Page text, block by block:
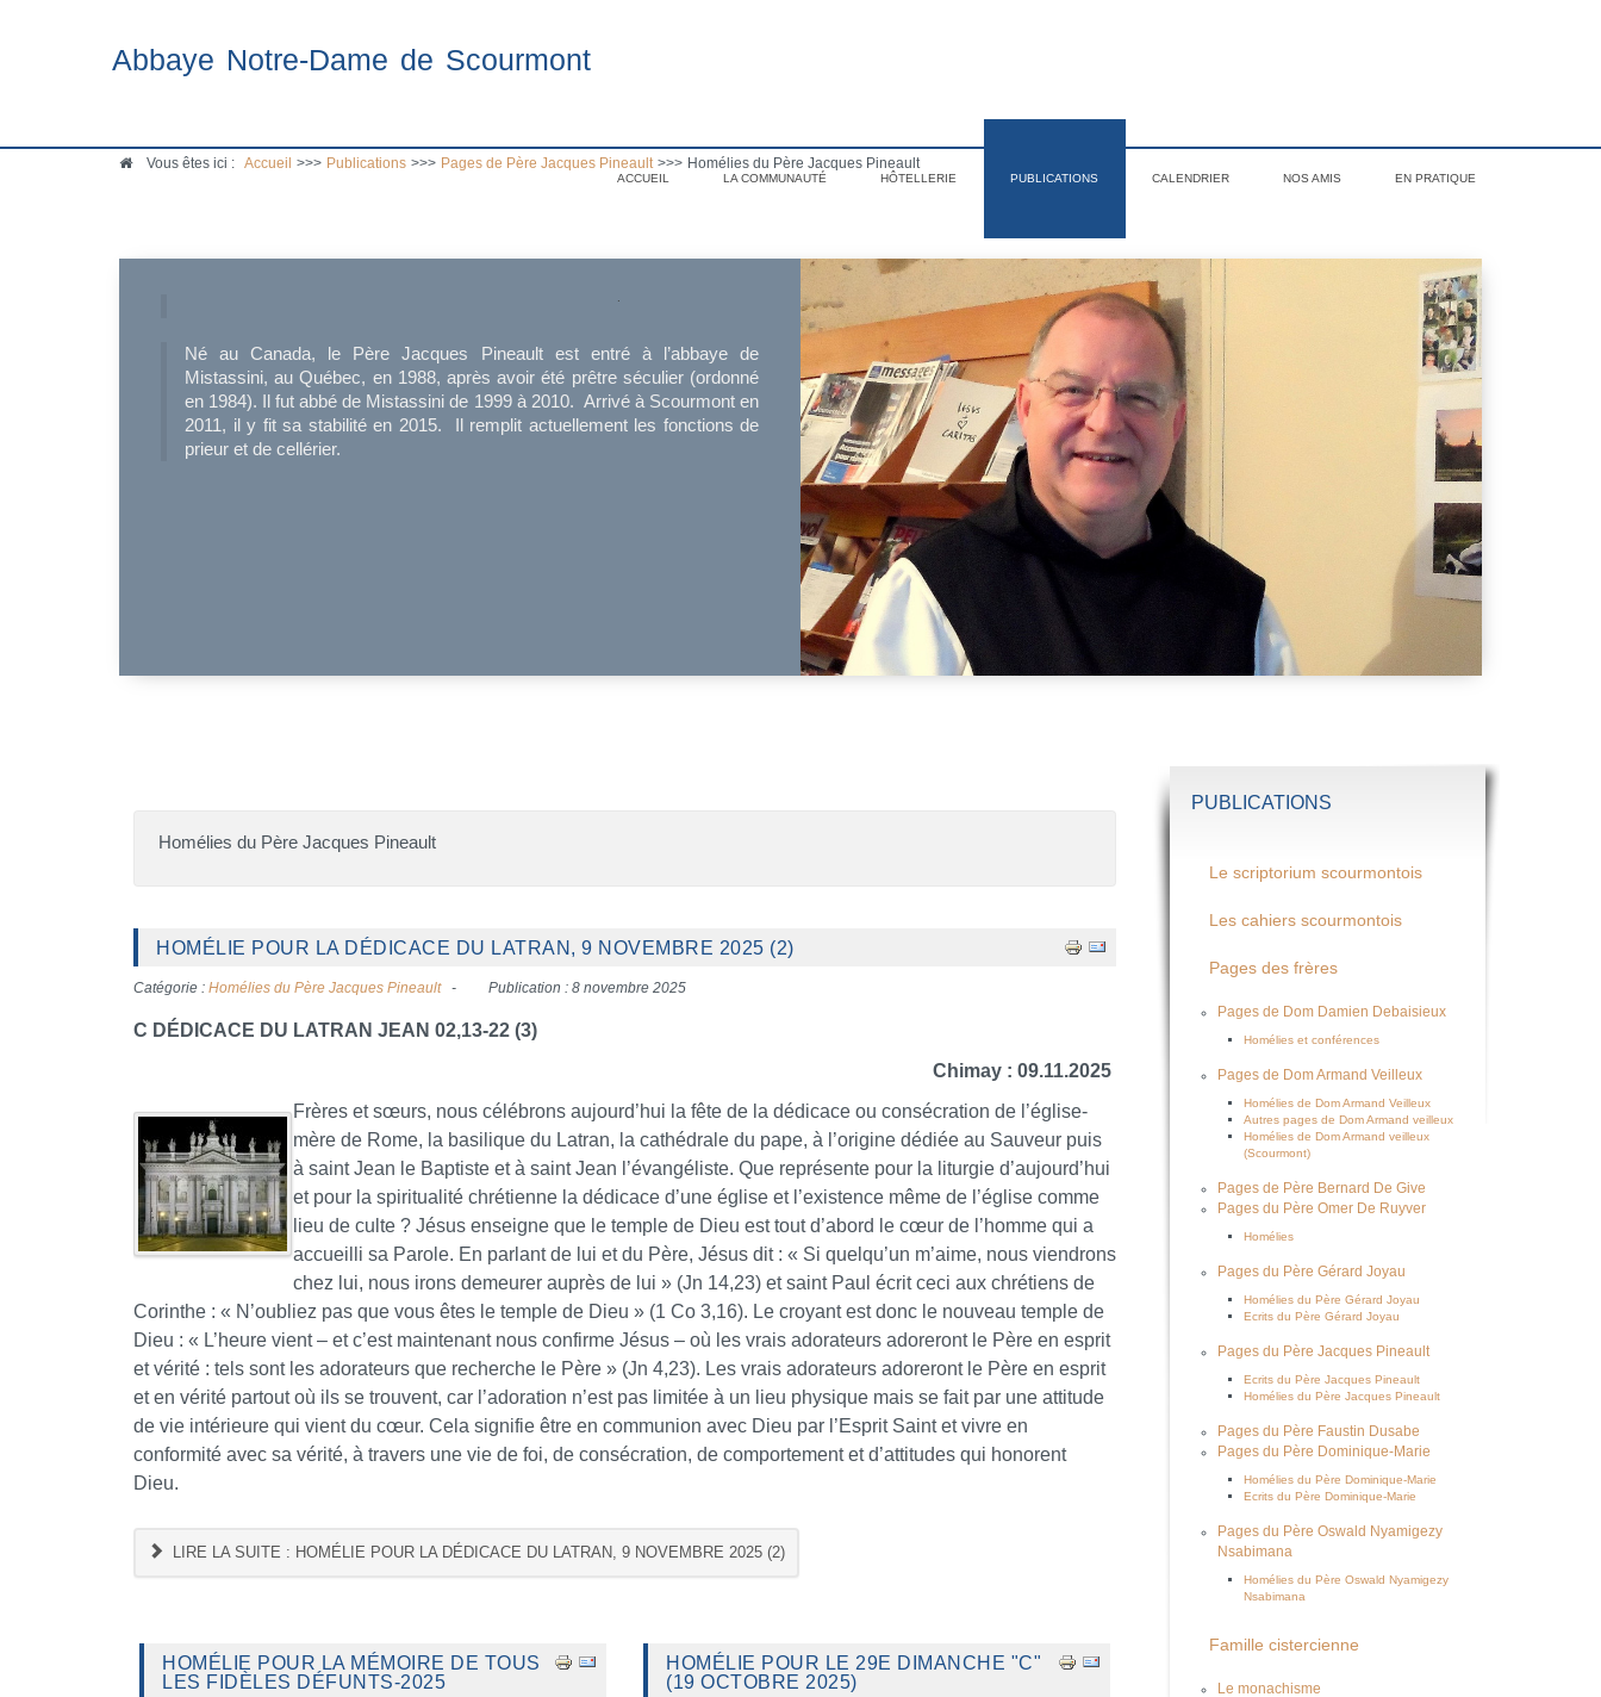
Abbaye Notre-Dame de Scourmont
ACCUEIL LA COMMUNAUTÉ HÔTELLERIE PUBLICATIONS CALENDRIER NOS AMIS EN PRATIQUE
Vous êtes ici : Accueil >>> Publications >>> Pages de Père Jacques Pineault >>> Homélies du Père Jacques Pineault
Né au Canada, le Père Jacques Pineault est entré à l’abbaye de
Mistassini, au Québec, en 1988, après avoir été prêtre séculier (ordonné
en 1984). Il fut abbé de Mistassini de 1999 à 2010. Arrivé à Scourmont en
2011, il y fit sa stabilité en 2015. Il remplit actuellement les fonctions de
prieur et de cellérier.
Homélies du Père Jacques Pineault
HOMÉLIE POUR LA DÉDICACE DU LATRAN, 9 NOVEMBRE 2025 (2)
Catégorie : Homélies du Père Jacques Pineault Publication : 8 novembre 2025
C DÉDICACE DU LATRAN JEAN 02,13-22 (3)
Chimay : 09.11.2025
Frères et sœurs, nous célébrons aujourd’hui la fête de la dédicace ou consécration de l’église-
mère de Rome, la basilique du Latran, la cathédrale du pape, à l’origine dédiée au Sauveur puis
à saint Jean le Baptiste et à saint Jean l’évangéliste. Que représente pour la liturgie d’aujourd’hui
et pour la spiritualité chrétienne la dédicace d’une église et l’existence même de l’église comme
lieu de culte ? Jésus enseigne que le temple de Dieu est tout d’abord le cœur de l’homme qui a
accueilli sa Parole. En parlant de lui et du Père, Jésus dit : « Si quelqu’un m’aime, nous viendrons
chez lui, nous irons demeurer auprès de lui » (Jn 14,23) et saint Paul écrit ceci aux chrétiens de
Corinthe : « N’oubliez pas que vous êtes le temple de Dieu » (1 Co 3,16). Le croyant est donc le nouveau temple de
Dieu : « L’heure vient – et c’est maintenant nous confirme Jésus – où les vrais adorateurs adoreront le Père en esprit
et vérité : tels sont les adorateurs que recherche le Père » (Jn 4,23). Les vrais adorateurs adoreront le Père en esprit
et en vérité partout où ils se trouvent, car l’adoration n’est pas limitée à un lieu physique mais se fait par une attitude
de vie intérieure qui vient du cœur. Cela signifie être en communion avec Dieu par l’Esprit Saint et vivre en
conformité avec sa vérité, à travers une vie de foi, de consécration, de comportement et d’attitudes qui honorent
Dieu.
LIRE LA SUITE : HOMÉLIE POUR LA DÉDICACE DU LATRAN, 9 NOVEMBRE 2025 (2)
HOMÉLIE POUR LA MÉMOIRE DE TOUS
LES FIDÈLES DÉFUNTS-2025
HOMÉLIE POUR LE 29E DIMANCHE "C"
(19 OCTOBRE 2025)
PUBLICATIONS
Le scriptorium scourmontois
Les cahiers scourmontois
Pages des frères
Pages de Dom Damien Debaisieux
Homélies et conférences
Pages de Dom Armand Veilleux
Homélies de Dom Armand Veilleux
Autres pages de Dom Armand veilleux
Homélies de Dom Armand veilleux
(Scourmont)
Pages de Père Bernard De Give
Pages du Père Omer De Ruyver
Homélies
Pages du Père Gérard Joyau
Homélies du Père Gérard Joyau
Ecrits du Père Gérard Joyau
Pages du Père Jacques Pineault
Ecrits du Père Jacques Pineault
Homélies du Père Jacques Pineault
Pages du Père Faustin Dusabe
Pages du Père Dominique-Marie
Homélies du Père Dominique-Marie
Ecrits du Père Dominique-Marie
Pages du Père Oswald Nyamigezy
Nsabimana
Homélies du Père Oswald Nyamigezy
Nsabimana
Famille cistercienne
Le monachisme